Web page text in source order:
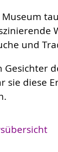
und
Gesichter
sie diese